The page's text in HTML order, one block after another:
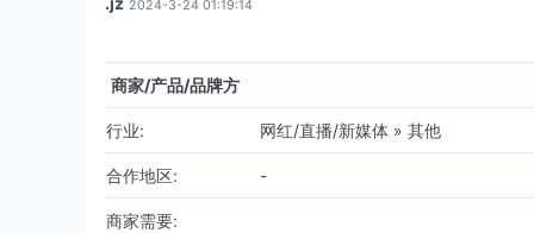
2024-3-24 01:19:14
商家/产品/品牌方
行业: 网红/直播/新媒体 » 其他
合作地区: -
商家需要: